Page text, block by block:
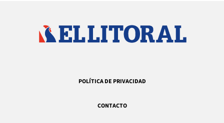
POLÍTICA DE PRIVACIDAD
CONTACTO